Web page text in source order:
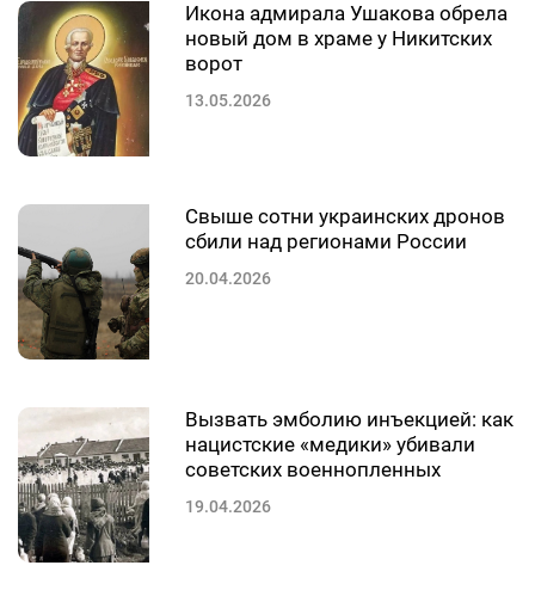
Икона адмирала Ушакова обрела
новый дом в храме у Никитских
ворот
13.05.2026
Свыше сотни украинских дронов
сбили над регионами России
20.04.2026
Вызвать эмболию инъекцией: как
нацистские «медики» убивали
советских военнопленных
19.04.2026